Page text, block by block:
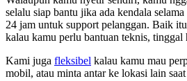
selalu siap bantu jika ada kendala
24 jam untuk support pelanggan. Baik
kalau kamu perlu bantuan teknis,
Kami juga fleksibel kalau kamu mau
mobil, atau minta antar ke lokasi lain saat